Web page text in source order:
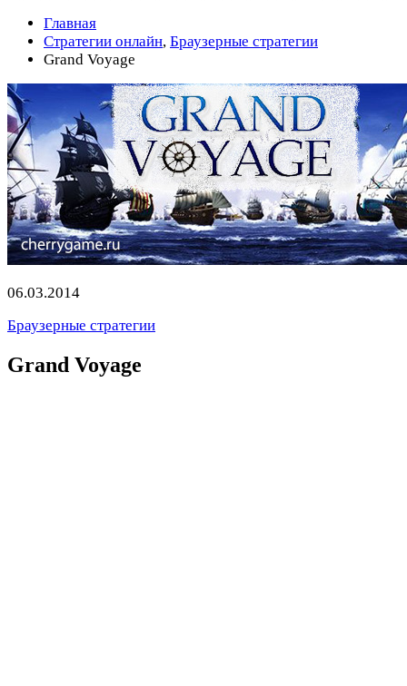
Главная
Стратегии онлайн, Браузерные стратегии
Grand Voyage
06.03.2014
Браузерные стратегии
Grand Voyage